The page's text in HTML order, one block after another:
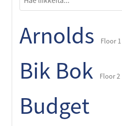
Arnolds Floor 1
Bik Bok Floor 2
Budget